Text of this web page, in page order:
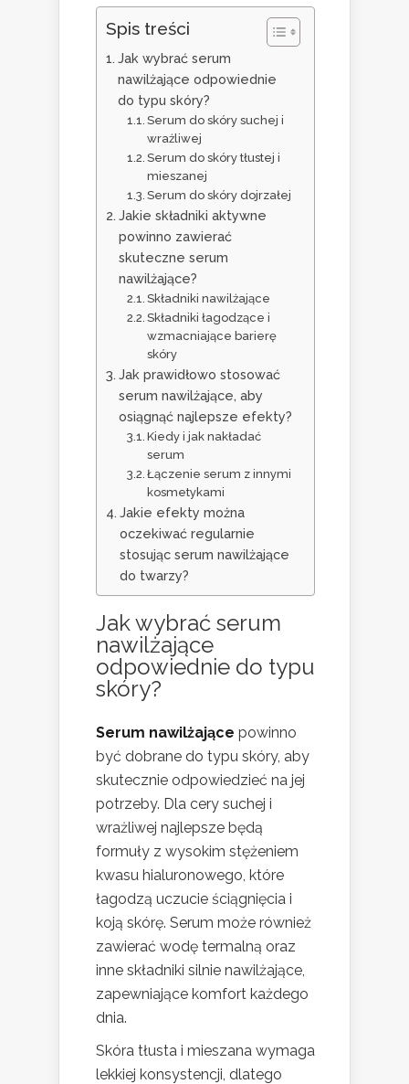
Spis treści
Jak wybrać serum
nawilżające odpowiednie
do typu skóry?
Serum do skóry suchej i
wrażliwej
Serum do skóry tłustej i
mieszanej
Serum do skóry dojrzałej
Jakie składniki aktywne
powinno zawierać
skuteczne serum
nawilżające?
Składniki nawilżające
Składniki łagodzące i
wzmacniające barierę
skóry
Jak prawidłowo stosować
serum nawilżające, aby
osiągnąć najlepsze efekty?
Kiedy i jak nakładać
serum
Łączenie serum z innymi
kosmetykami
Jakie efekty można
oczekiwać regularnie
stosując serum nawilżające
do twarzy?
Jak wybrać serum
nawilżające
odpowiednie do typu
skóry?
Serum nawilżające powinno
być dobrane do typu skóry, aby
skutecznie odpowiedzieć na jej
potrzeby. Dla cery suchej i
wrażliwej najlepsze będą
formuły z wysokim stężeniem
kwasu hialuronowego, które
łagodzą uczucie ściągnięcia i
koją skórę. Serum może również
zawierać wodę termalną oraz
inne składniki silnie nawilżające,
zapewniające komfort każdego
dnia.
Skóra tłusta i mieszana wymaga
lekkiej konsystencji, dlatego